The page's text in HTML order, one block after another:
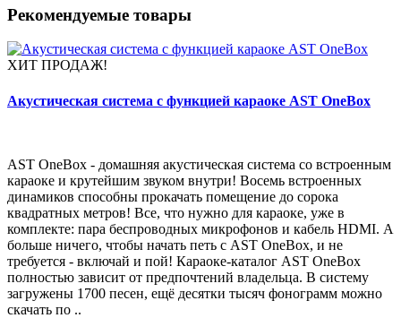
Рекомендуемые товары
ХИТ ПРОДАЖ!
Акустическая система с функцией караоке AST OneBox
AST OneBox - домашняя акустическая система со встроенным
караоке и крутейшим звуком внутри! Восемь встроенных
динамиков способны прокачать помещение до сорока
квадратных метров! Все, что нужно для караоке, уже в
комплекте: пара беспроводных микрофонов и кабель HDMI. А
больше ничего, чтобы начать петь с AST OneBox, и не
требуется - включай и пой! Караоке-каталог AST OneBox
полностью зависит от предпочтений владельца. В систему
загружены 1700 песен, ещё десятки тысяч фонограмм можно
скачать по ..